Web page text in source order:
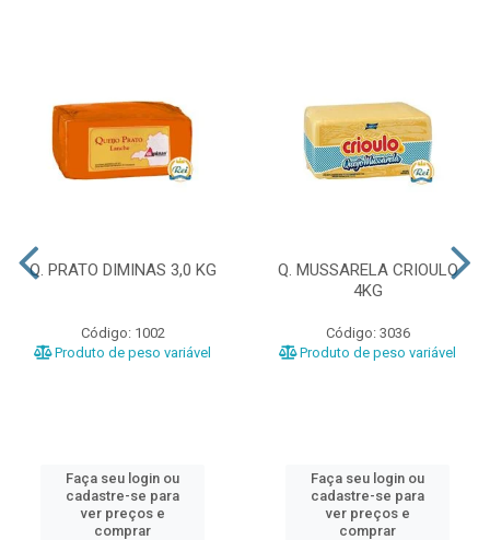
Q. PRATO DIMINAS 3,0 KG
Código: 1002
Produto de peso variável
Faça seu login ou
cadastre-se para
ver preços e
comprar
Q. MUSSARELA CRIOULO
4KG
Código: 3036
Produto de peso variável
Faça seu login ou
cadastre-se para
ver preços e
comprar